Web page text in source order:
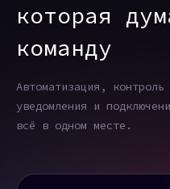
которая
команду
Автоматизация,
уведомления и
всё в одном месте.